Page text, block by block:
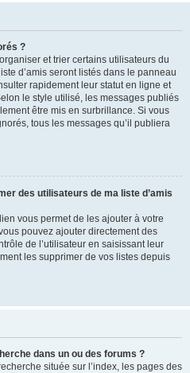
?
et trier certains utilisateurs du
d’amis seront listés dans le panneau
rapidement leur statut en ligne et
le style utilisé, les messages publiés
être mis en surbrillance. Si vous
tous les messages qu’il publiera
des utilisateurs de ma liste d’amis
vous permet de les ajouter à votre
pouvez ajouter directement des
de l’utilisateur en saisissant leur
les supprimer de vos listes depuis
dans un ou des forums ?
située sur l’index, les pages des